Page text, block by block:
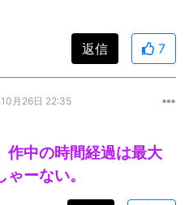
返信
7
月26日 22:35
作中の時間経過は最大
ーない。